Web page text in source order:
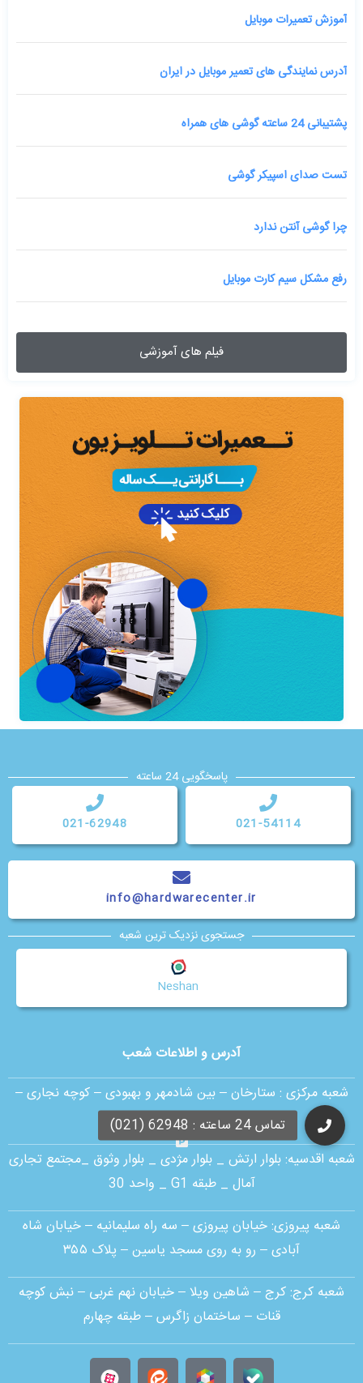
آموزش تعمیرات موبایل
آدرس نمایندگی های تعمیر موبایل در ایران
پشتیبانی 24 ساعته گوشی های همراه
تست صدای اسپیکر گوشی
چرا گوشی آنتن ندارد
رفع مشکل سیم کارت موبایل
فیلم های آموزشی
آدرس و اطلاعات شعب
شعبه مرکزی : ستارخان – بین شادمهر و بهبودی – کوچه نجاری –
پلاک ۱۸ – طبقه همکف
شعبه اقدسیه:بلوار ارتش _ بلوار مژدی _ بلوار وثوق _مجتمع تجاری
آمال _ طبقه G1 _ واحد 30
شعبه پیروزی: خیابان پیروزی – سه راه سلیمانیه – خیابان شاه
آبادی – رو به روی مسجد یاسین – پلاک ۳۵۵
شعبه کرج:کرج – شاهین ویلا – خیابان نهم غربی – نبش کوچه
قنات – ساختمان زاگرس – طبقه چهارم
پاسخگویی 24 ساعته
021-54114
021-62948
info@hardwarecenter.ir
جستجوی نزدیک ترین شعبه
Neshan